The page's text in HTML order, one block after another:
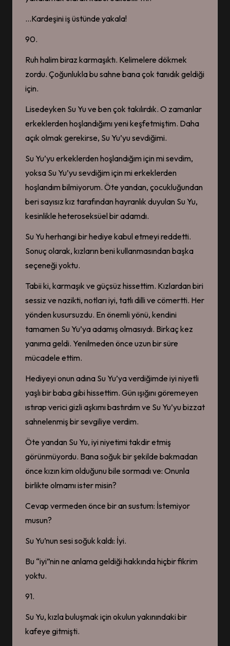
…Kardeşini iş üstünde yakala!
90.
Ruh halim biraz karmaşıktı. Kelimelere dökmek
zordu. Çoğunlukla bu sahne bana çok tanıdık geldiği
için.
Lisedeyken Su Yu ve ben çok takılırdık. O zamanlar
erkeklerden hoşlandığımı yeni keşfetmiştim. Daha
açık olmak gerekirse, Su Yu’yu sevdiğimi.
Su Yu’yu erkeklerden hoşlandığım için mi sevdim,
yoksa Su Yu’yu sevdiğim için mi erkeklerden
hoşlandım bilmiyorum. Öte yandan, çocukluğundan
beri sayısız kız tarafından hayranlık duyulan Su Yu,
kesinlikle heteroseksüel bir adamdı.
Su Yu herhangi bir hediye kabul etmeyi reddetti.
Sonuç olarak, kızların beni kullanmasından başka
seçeneği yoktu.
Tabii ki, karmaşık ve güçsüz hissettim. Kızlardan biri
sessiz ve nazikti, notları iyi, tatlı dilli ve cömertti. Her
yönden kusursuzdu. En önemli yönü, kendini
tamamen Su Yu’ya adamış olmasıydı. Birkaç kez
yanıma geldi. Yenilmeden önce uzun bir süre
mücadele ettim.
Hediyeyi onun adına Su Yu’ya verdiğimde iyi niyetli
yaşlı bir baba gibi hissettim. Gün ışığını göremeyen
ıstırap verici gizli aşkımı bastırdım ve Su Yu’yu bizzat
sahnelenmiş bir sevgiliye verdim.
Öte yandan Su Yu, iyi niyetimi takdir etmiş
görünmüyordu. Bana soğuk bir şekilde bakmadan
önce kızın kim olduğunu bile sormadı ve: Onunla
birlikte olmamı ister misin?
Cevap vermeden önce bir an sustum: İstemiyor
musun?
Su Yu’nun sesi soğuk kaldı: İyi.
Bu “iyi”nin ne anlama geldiği hakkında hiçbir fikrim
yoktu.
91.
Su Yu, kızla buluşmak için okulun yakınındaki bir
kafeye gitmişti.